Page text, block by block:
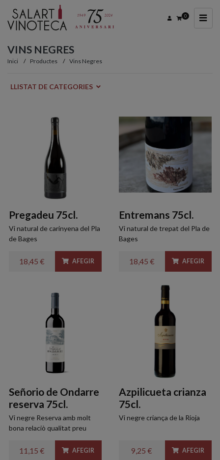
0
VINS NEGRES
Inici Productes Vins Negres
LLISTAT DE CATEGORIES
Pregadeu 75cl.
Vi natural de carinyena del Pla
de Bages
18,45 € AFEGIR
Entremans 75cl.
Vi natural de trepat del Pla de
Bages
18,45 € AFEGIR
Señorio de Ondarre
reserva 75cl.
Vi negre Reserva amb molt
bona relaciò qualitat preu
11,15 € AFEGIR
Azpilicueta crianza
75cl.
Vi negre criança de la Rioja
9,25 € AFEGIR